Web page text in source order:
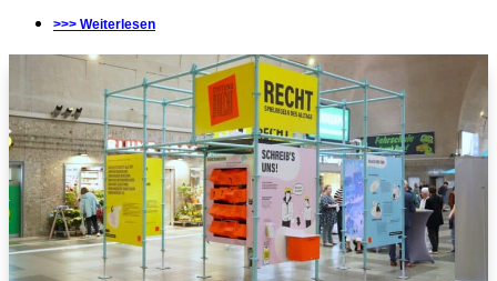
>>> Weiterlesen